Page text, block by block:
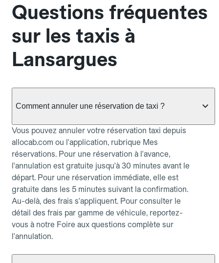
Questions fréquentes
sur les taxis à
Lansargues
Comment annuler une réservation de taxi ?
Vous pouvez annuler votre réservation taxi depuis
allocab.com ou l'application, rubrique Mes
réservations. Pour une réservation à l'avance,
l'annulation est gratuite jusqu'à 30 minutes avant le
départ. Pour une réservation immédiate, elle est
gratuite dans les 5 minutes suivant la confirmation.
Au-delà, des frais s'appliquent. Pour consulter le
détail des frais par gamme de véhicule, reportez-
vous à notre Foire aux questions complète sur
l'annulation.